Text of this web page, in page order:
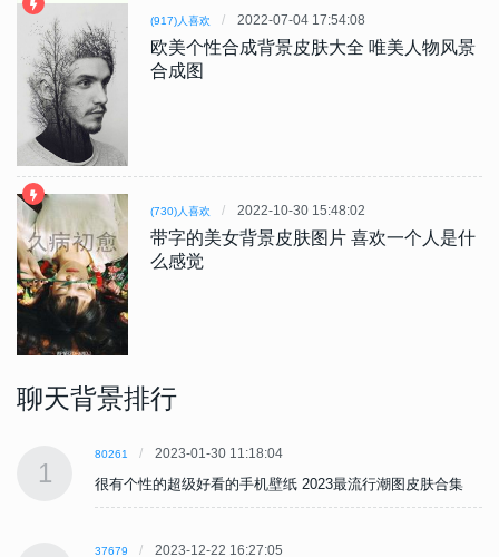
(917)人喜欢 2022-07-04 17:54:08
欧美个性合成背景皮肤大全 唯美人物风景
合成图
(730)人喜欢 2022-10-30 15:48:02
带字的美女背景皮肤图片 喜欢一个人是什
么感觉
聊天背景排行
1
80261 2023-01-30 11:18:04
很有个性的超级好看的手机壁纸 2023最流行潮图皮肤合集
37679 2023-12-22 16:27:05